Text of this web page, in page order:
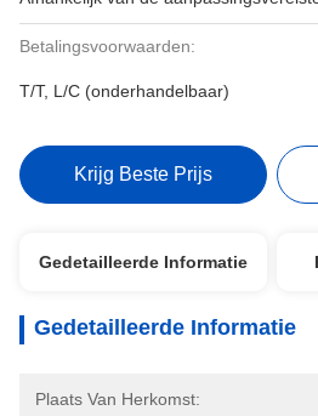
Betalingsvoorwaarden:
T/T, L/C (onderhandelbaar)
Krijg Beste Prijs
Gedetailleerde Informatie
Gedetailleerde Informatie
Plaats Van Herkomst: